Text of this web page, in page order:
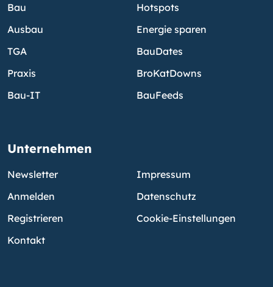
Bau
Ausbau
TGA
Praxis
Bau-IT
Hotspots
Energie sparen
BauDates
BroKatDowns
BauFeeds
Unternehmen
Newsletter
Anmelden
Registrieren
Kontakt
Impressum
Datenschutz
Cookie-Einstellungen